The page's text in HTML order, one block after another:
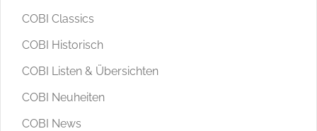
COBI Classics
COBI Historisch
COBI Listen & Übersichten
COBI Neuheiten
COBI News